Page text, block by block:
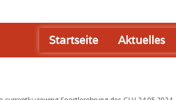
Startseite Aktuelles